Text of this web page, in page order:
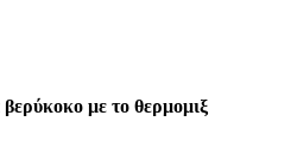
με το θερμομιξ